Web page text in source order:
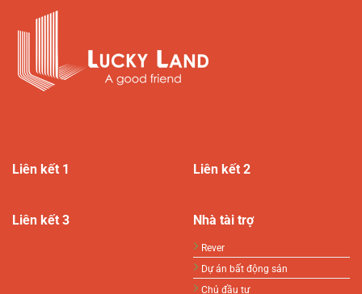
Liên kết 1 Liên kết 2
Liên kết 3 Nhà tài trợ
Rever
Dự án bất động sản
Chủ đầu tư